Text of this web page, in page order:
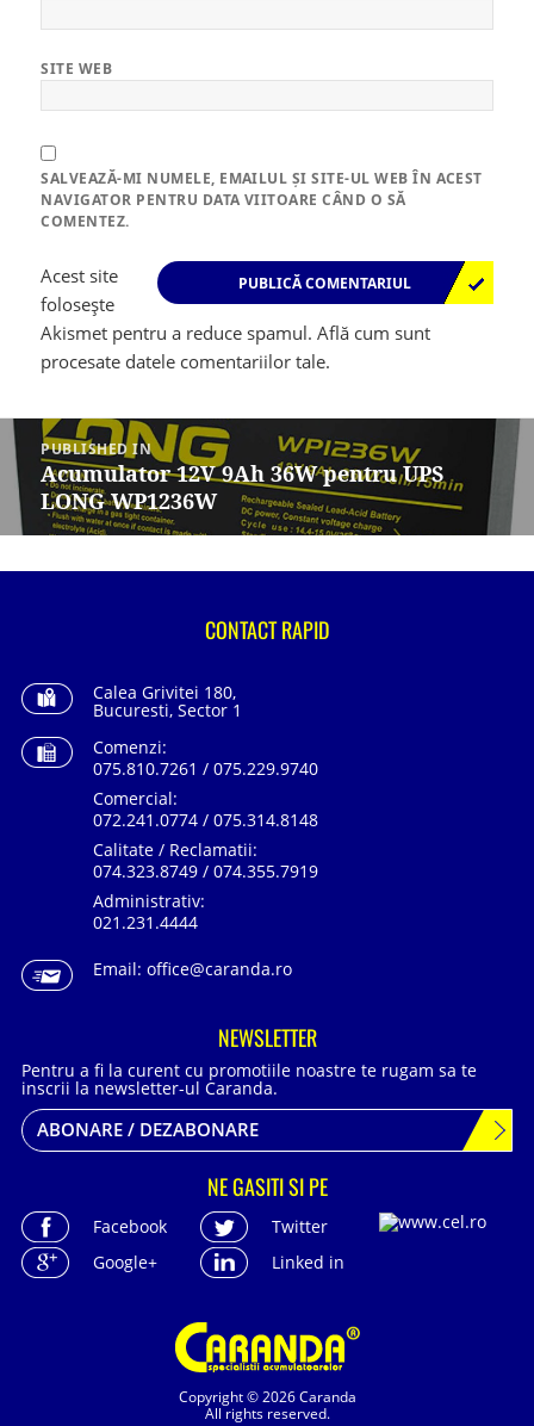
SITE WEB
SALVEAZĂ-MI NUMELE, EMAILUL ȘI SITE-UL WEB ÎN ACEST
NAVIGATOR PENTRU DATA VIITOARE CÂND O SĂ
COMENTEZ.
Acest site
folosește
Akismet pentru a reduce spamul.Află cum sunt
procesate datele comentariilor tale.
Navigare
în
articole
PUBLISHED IN
Acumulator 12V 9Ah 36W pentru UPS
LONG WP1236W
Copyright © 2026 Caranda
All rights reserved.
CONTACT RAPID
Calea Grivitei 180,
Bucuresti, Sector 1
Comenzi:
075.810.7261 / 075.229.9740
Comercial:
072.241.0774 / 075.314.8148
Calitate / Reclamatii:
074.323.8749 / 074.355.7919
Administrativ:
021.231.4444
Email: office@caranda.ro
NEWSLETTER
Pentru a fi la curent cu promotiile noastre te rugam sa te
inscrii la newsletter-ul Caranda.
ABONARE / DEZABONARE
NE GASITI SI PE
Facebook
Twitter
Google+
Linked in